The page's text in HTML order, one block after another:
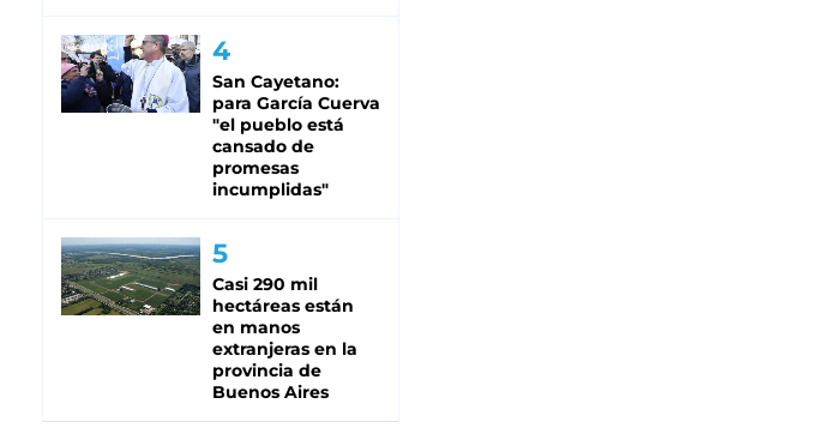
San Cayetano:
para García Cuerva
"el pueblo está
cansado de
promesas
incumplidas"
Casi 290 mil
hectáreas están
en manos
extranjeras en la
provincia de
Buenos Aires